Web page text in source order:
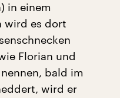
in einem
wird es dort
Florian und
bald im
wird er